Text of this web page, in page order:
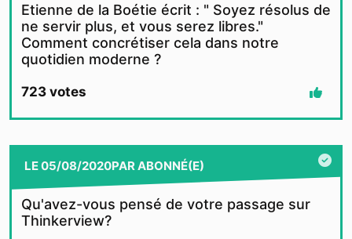
Etienne de la Boétie écrit : " Soyez résolus de
ne servir plus, et vous serez libres."
Comment concrétiser cela dans notre
quotidien moderne ?
723 votes
LE05/08/2020PAR ABONNÉ(E)
Qu'avez-vous pensé de votre passage sur
Thinkerview?